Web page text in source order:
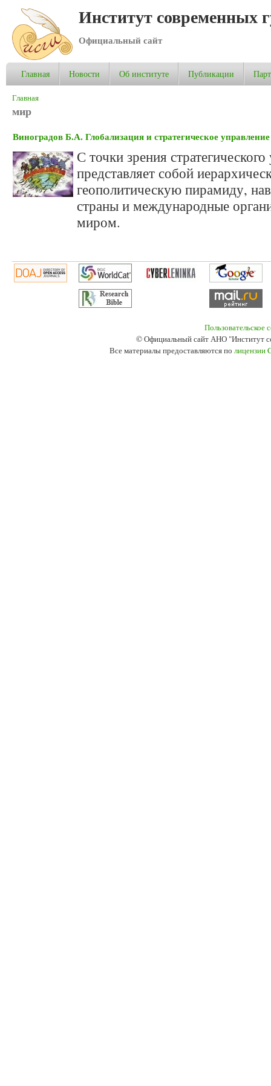
Институт современных
Официальный сайт
Главная Новости Об институте Публикации
Вы здесь
Главная
мир
Виноградов Б.А. Глобализация и стратегическое управление
С точки зрения
представляет собой
геополитическую пирамиду,
страны и международные
миром.
Пользовательское
© Официальный сайт АНО "Институт
Все материалы предоставляются по лицензии